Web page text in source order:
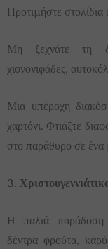
Προτιμήστε
Μη ξεχνάτε τη
χιονονιφάδες,
Μια υπέροχη
χαρτόνι. Φτιάξτε
στο παράθυρο σε
3.
Η παλιά παράδοση
δέντρα φρούτα,